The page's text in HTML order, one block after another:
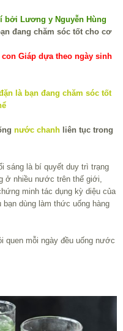
bởi Lương y Nguyễn Hùng
Giáp dựa theo ngày sinh
nước chanh liên tục trong
sáng là bí quyết duy trì trạng
ở nhiều nước trên thế giới,
minh tác dụng kỳ diệu của
dùng làm thức uống hàng
quen mỗi ngày đều uống nước